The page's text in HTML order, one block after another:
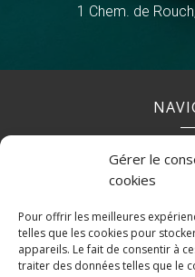
Gérer le
cookies
Pour offrir les meilleures
telles que les cookies pour
appareils. Le fait de consentir à
traiter des données telles que le
1 Chem. de
Contact